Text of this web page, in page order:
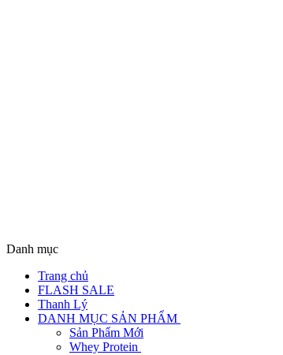
Danh mục
Trang chủ
FLASH SALE
Thanh Lý
DANH MỤC SẢN PHẨM
Sản Phẩm Mới
Whey Protein